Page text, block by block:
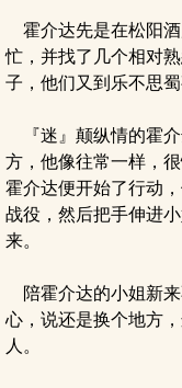
霍介达先是在松阳
忙，并找了几个相对
子，他们又到乐不思蜀
『迷』颠纵情的霍
方，他像往常一样，
霍介达便开始了行动
战役，然后把手伸进
来。
陪霍介达的小姐新
心，说还是换个地方
人。